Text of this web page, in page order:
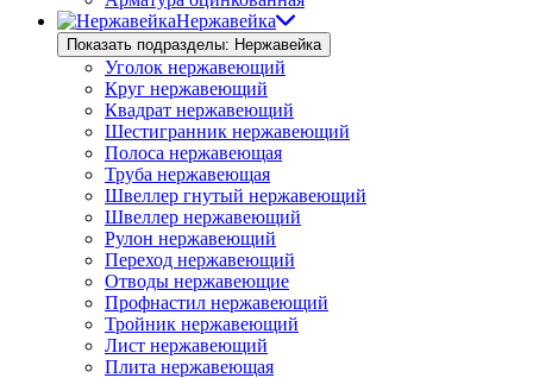
Нержавейка
Показать подразделы: Нержавейка
Уголок нержавеющий
Круг нержавеющий
Квадрат нержавеющий
Шестигранник нержавеющий
Полоса нержавеющая
Труба нержавеющая
Швеллер гнутый нержавеющий
Швеллер нержавеющий
Рулон нержавеющий
Переход нержавеющий
Отводы нержавеющие
Профнастил нержавеющий
Тройник нержавеющий
Лист нержавеющий
Плита нержавеющая